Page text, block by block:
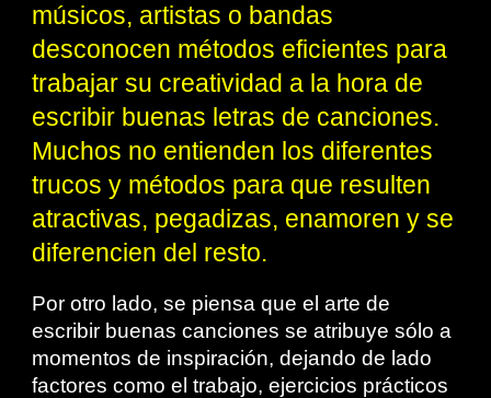
músicos, artistas o bandas
desconocen métodos eficientes para
trabajar su creatividad a la hora de
escribir buenas letras de canciones.
Muchos no entienden los diferentes
trucos y métodos para que resulten
atractivas, pegadizas, enamoren y se
diferencien del resto.
Por otro lado, se piensa que el arte de
escribir buenas canciones se atribuye sólo a
momentos de inspiración, dejando de lado
factores como el trabajo, ejercicios prácticos